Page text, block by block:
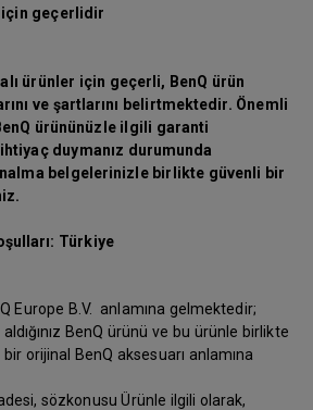
için geçerlidir
ürünler için geçerli, BenQ ürün
ve şartlarını belirtmektedir. Önemli
ürününüzle ilgili garanti
duymanız durumunda
belgelerinizle birlikte güvenli bir
Türkiye
Europe B.V. anlamına gelmektedir;
aldığınız BenQ ürünü ve bu ürünle birlikte
orijinal BenQ aksesuarı anlamına
sözkonusu Ürünle ilgili olarak,